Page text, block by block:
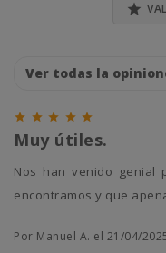

    
Muy útiles.
Nos han venido genial para sacar adelante a un gatito que
encontramos y que
Por Manuel A. el 21/04/